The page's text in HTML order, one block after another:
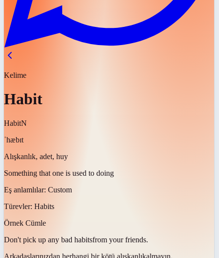
Kelime
Habit
HabitN
ˈhæbɪt
Alışkanlık, adet, huy
Something that one is used to doing
Eş anlamlılar: Custom
Türevler: Habits
Örnek Cümle
Don't pick up any bad habitsfrom your friends.
Arkadaşlarınızdan herhangi bir kötü alışkanlıkalmayın.